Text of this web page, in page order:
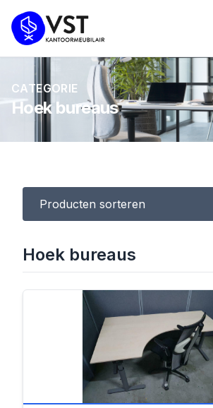
CATEGORIE
Hoek bureaus
Producten sorteren
Hoek bureaus